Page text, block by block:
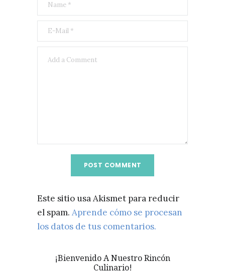
Este sitio usa Akismet para reducir
el spam. Aprende cómo se procesan
los datos de tus comentarios.
¡Bienvenido A Nuestro Rincón
Culinario!